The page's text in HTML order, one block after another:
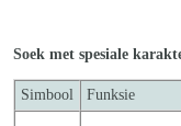
Soek met spesiale
Simbool Funksie